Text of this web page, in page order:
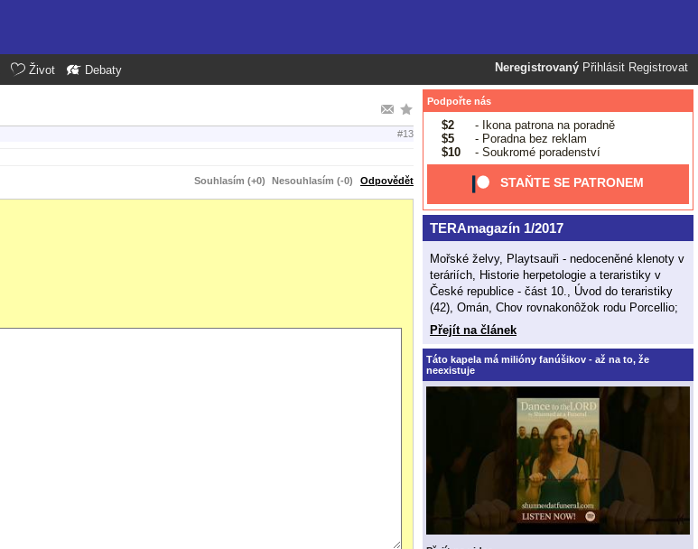
Neregistrovaný Přihlásit Registrovat
Život Debaty
#13
Souhlasím (+0) Nesouhlasím (-0) Odpovědět
Podpořte nás
$2
- Ikona patrona na poradně
$5
- Poradna bez reklam
$10
- Soukromé poradenství
STAŇTE SE PATRONEM
TERAmagazín 1/2017
Mořské želvy, Playtsauři - nedoceněné klenoty v
teráriích, Historie herpetologie a teraristiky v
České republice - část 10., Úvod do teraristiky
(42), Omán, Chov rovnakonôžok rodu Porcellio;
Přejít na článek
Táto kapela má milióny fanúšikov - až na to, že
neexistuje